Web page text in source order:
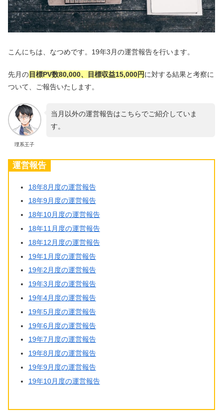
こんにちは、なつめです。19年3月の運営報告を行います。
先月の目標PV数80,000、目標収益15,000円に対する結果と考察に
ついて、ご報告いたします。
理系王子
当月以外の運営報告はこちらでご紹介していま
す。
運営報告
18年8月度の運営報告
18年9月度の運営報告
18年10月度の運営報告
18年11月度の運営報告
18年12月度の運営報告
19年1月度の運営報告
19年2月度の運営報告
19年3月度の運営報告
19年4月度の運営報告
19年5月度の運営報告
19年6月度の運営報告
19年7月度の運営報告
19年8月度の運営報告
19年9月度の運営報告
19年10月度の運営報告